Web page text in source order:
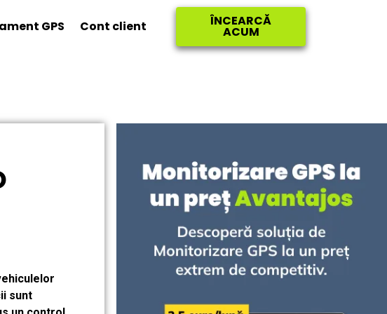
GPS Cont client ÎNCEARCĂ
ACUM
sunt